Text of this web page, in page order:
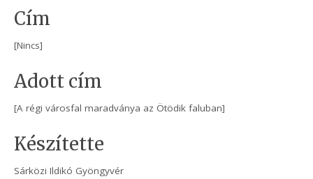
Cím
[Nincs]
Adott cím
[A régi városfal maradványa az Ötödik faluban]
Készítette
Sárközi Ildikó Gyöngyvér